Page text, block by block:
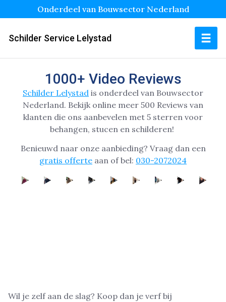
Onderdeel van Bouwsector Nederland
Schilder Service Lelystad
1000+ Video Reviews
Schilder Lelystad is onderdeel van Bouwsector
Nederland. Bekijk online meer 500 Reviews van
klanten die ons aanbevelen met 5 sterren voor
behangen, stucen en schilderen!
Benieuwd naar onze aanbieding? Vraag dan een
gratis offerte aan of bel: 030-2072024
Wil je zelf aan de slag? Koop dan je verf bij